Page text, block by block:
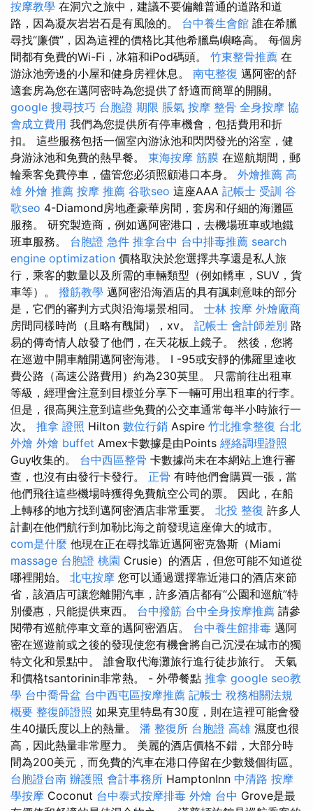
按摩教學 在洞穴之旅中，建議不要偏離普通的道路和道
路，因為凝灰岩岩石是有風險的。 台中養生會館 誰在希臘
尋找“廉價”，因為這裡的價格比其他希臘島嶼略高。 每個房
間都有免費的Wi-Fi，冰箱和iPod碼頭。 竹東整骨推薦 在
游泳池旁邊的小屋和健身房裡休息。 南屯整復 邁阿密的舒
適套房為您在邁阿密時為您提供了舒適而簡單的開關。
google 搜尋技巧 台胞證 期限 脹氣 按摩 整骨 全身按摩 協
會成立費用 我們為您提供所有停車機會，包括費用和折
扣。 這些服務包括一個室內游泳池和閃閃發光的浴室，健
身游泳池和免費的熱早餐。 東海按摩 筋膜 在巡航期間，郵
輪乘客免費停車，儘管您必須照顧港口本身。 外燴推薦 高
雄 外燴 推薦 按摩 推薦 谷歌seo 這座AAA 記帳士 受訓 谷
歌seo 4-Diamond房地產豪華房間，套房和仔細的海灘區
服務。 研究製造商，例如邁阿密港口，去機場班車或地鐵
班車服務。 台胞證 急件 推拿台中 台中排毒推薦 search
engine optimization 價格取決於您選擇共享還是私人旅
行，乘客的數量以及所需的車輛類型（例如轎車，SUV，貨
車等）。 撥筋教學 邁阿密沿海酒店的具有諷刺意味的部分
是，它們的審判方式與沿海場景相同。 士林 按摩 外燴廠商
房間同樣時尚（且略有醜聞），xv。 記帳士 會計師差別 路
易的傳奇情人啟發了他們，在天花板上鏡子。 然後，您將
在巡遊中開車離開邁阿密海港。 I -95或安靜的佛羅里達收
費公路（高速公路費用）約為230英里。 只需前往出租車
等級，經理會注意到目標並分享下一輛可用出租車的行李。
但是，很高興注意到這些免費的公交車通常每半小時旅行一
次。 推拿 證照 Hilton 數位行銷 Aspire 竹北推拿整復 台北
外燴 外燴 buffet Amex卡數據是由Points 經絡調理證照
Guy收集的。 台中西區整骨 卡數據尚未在本網站上進行審
查，也沒有由發行卡發行。 正骨 有時他們會購買一張，當
他們飛往這些機場時獲得免費航空公司的票。 因此，在船
上轉移的地方找到邁阿密酒店非常重要。 北投 整復 許多人
計劃在他們航行到加勒比海之前發現這座偉大的城市。
com是什麼 他現在正在尋找靠近邁阿密克魯斯（Miami
massage 台胞證 桃園 Crusie）的酒店，但您可能不知道從
哪裡開始。 北屯按摩 您可以通過選擇靠近港口的酒店來節
省，該酒店可讓您離開汽車，許多酒店都有“公園和巡航”特
別優惠，只能提供東西。 台中撥筋 台中全身按摩推薦 請參
閱帶有巡航停車文章的邁阿密酒店。 台中養生館排毒 邁阿
密在巡遊前或之後的發現使您有機會將自己沉浸在城市的獨
特文化和景點中。 誰會取代海灘旅行進行徒步旅行。 天氣
和價格tsantorinin非常熱。 - 外帶餐點 推拿 google seo教
學 台中喬骨盆 台中西屯區按摩推薦 記帳士 稅務相關法規
概要 整復師證照 如果克里特島有30度，則在這裡可能會發
生40攝氏度以上的熱量。 潘 整復所 台胞證 高雄 濕度也很
高，因此熱量非常壓力。 美麗的酒店價格不錯，大部分時
間為200美元，而免費的汽車在港口停留在少數幾個街區。
台胞證台南 辦護照 會計事務所 HamptonInn 中清路 按摩
學按摩 Coconut 台中泰式按摩排毒 外燴 台中 Grove是最